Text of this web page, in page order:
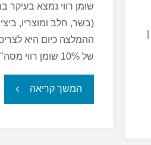
שומן רווי נמצא בעיקר
(בשר, חלב ומוצריו,
ההמלצה כיום היא
של 10% שומן רווי מסה"כ …
המשך קריאה"האמת